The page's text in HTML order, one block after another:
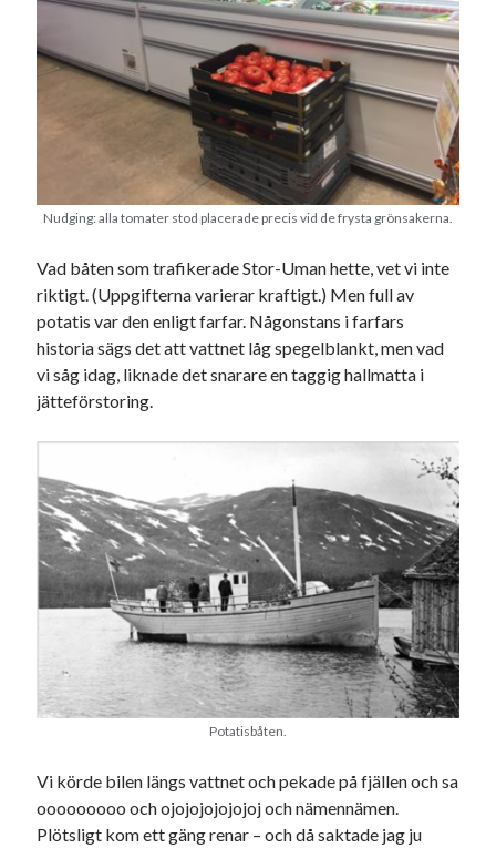
Nudging: alla tomater stod placerade precis vid de frysta grönsakerna.
Vad båten som trafikerade Stor-Uman hette, vet vi inte
riktigt. (Uppgifterna varierar kraftigt.) Men full av
potatis var den enligt farfar. Någonstans i farfars
historia sägs det att vattnet låg spegelblankt, men vad
vi såg idag, liknade det snarare en taggig hallmatta i
jätteförstoring.
Potatisbåten.
Vi körde bilen längs vattnet och pekade på fjällen och sa
ooooooooo och ojojojojojojoj och nämennämen.
Plötsligt kom ett gäng renar – och då saktade jag ju